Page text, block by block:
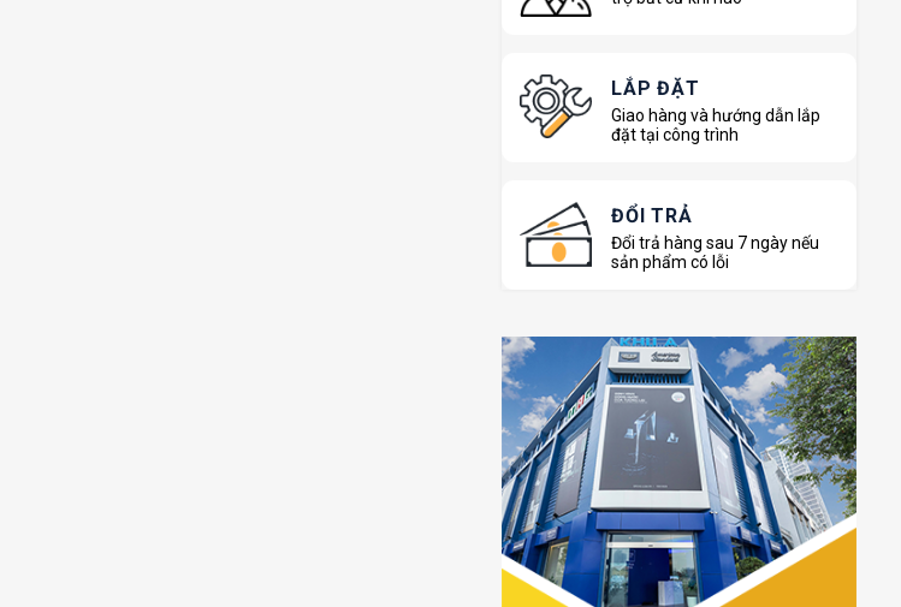
LẮP ĐẶT
Giao hàng và hướng dẫn lắp
đặt tại công trình
ĐỔI TRẢ
Đổi trả hàng sau 7 ngày nếu
sản phẩm có lỗi